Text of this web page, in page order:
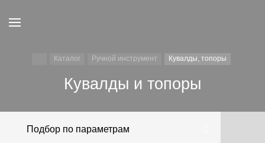
Каталог Ручной инструмент Кувалды, топоры
Кувалды и топоры
Подбор по параметрам